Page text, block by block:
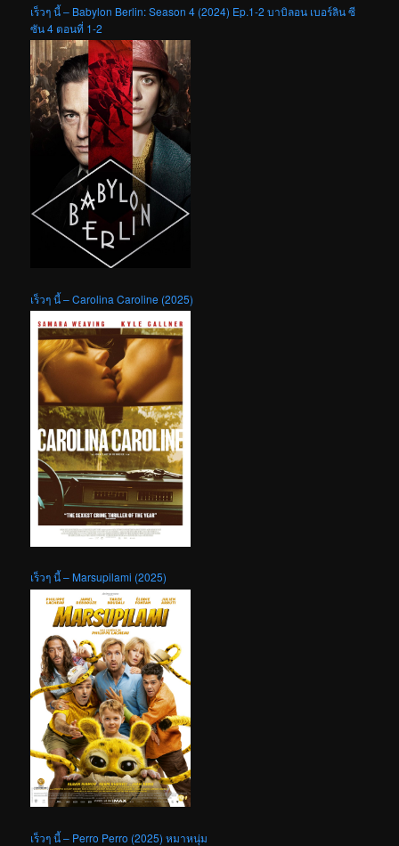
เร็วๆ นี้ – Babylon Berlin: Season 4 (2024) Ep.1-2 บาบิลอน เบอร์ลิน ซี
ซัน 4 ตอนที่ 1-2
เร็วๆ นี้ – Carolina Caroline (2025)
เร็วๆ นี้ – Marsupilami (2025)
เร็วๆ นี้ – Perro Perro (2025) หมาหนุ่ม